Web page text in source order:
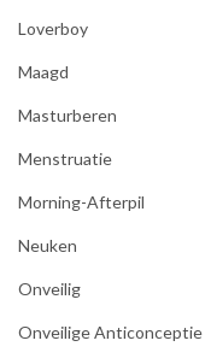
Loverboy
Maagd
Masturberen
Menstruatie
Morning-Afterpil
Neuken
Onveilig
Onveilige Anticonceptie